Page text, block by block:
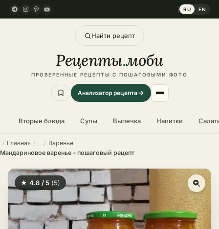
RU EN
Найти рецепт
Рецепты.моби
ПРОВЕРЕННЫЕ РЕЦЕПТЫ С ПОШАГОВЫМИ ФОТО
Анализатор рецепта
Вторые блюда Супы Выпечка Напитки
Главная
Варенье
Мандариновое варенье – пошаговый рецепт
★ 4.8 / 5 (5)